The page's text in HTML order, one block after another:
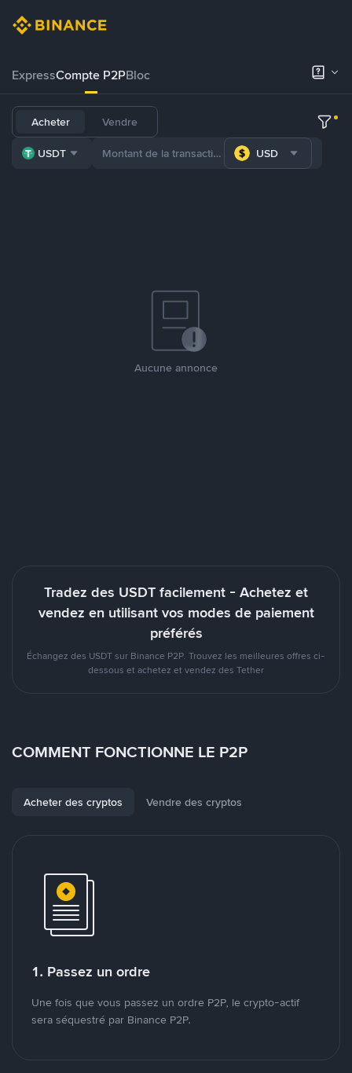
ExpressCompte P2PBloc
Acheter Vendre
USDT USD
Aucune annonce
Tradez des USDT facilement - Achetez et
vendez en utilisant vos modes de paiement
préférés
Échangez des USDT sur Binance P2P. Trouvez les meilleures offres ci-
dessous et achetez et vendez des Tether
COMMENT FONCTIONNE LE P2P
Acheter des cryptos Vendre des cryptos
1. Passez un ordre
Une fois que vous passez un ordre P2P, le crypto-actif
sera séquestré par Binance P2P.